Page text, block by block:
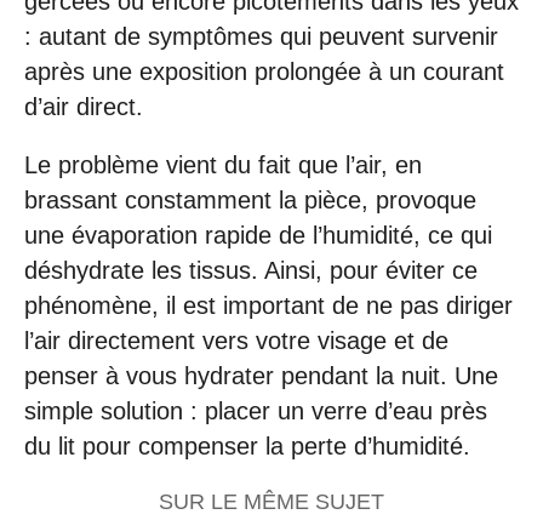
: autant de symptômes qui peuvent survenir
après une exposition prolongée à un courant
d’air direct.
Le problème vient du fait que l’air, en
brassant constamment la pièce, provoque
une évaporation rapide de l’humidité, ce qui
déshydrate les tissus. Ainsi, pour éviter ce
phénomène, il est important de ne pas diriger
l’air directement vers votre visage et de
penser à vous hydrater pendant la nuit. Une
simple solution : placer un verre d’eau près
du lit pour compenser la perte d’humidité.
SUR LE MÊME SUJET